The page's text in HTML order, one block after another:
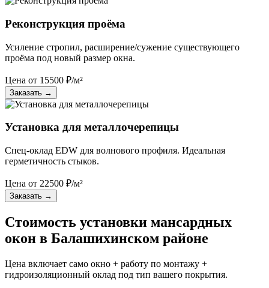
Реконструкция проёма
Усиление стропил, расширение/сужение существующего
проёма под новый размер окна.
Цена от 15500 ₽/м²
Заказать →
Установка для металлочерепицы
Спец-оклад EDW для волнового профиля. Идеальная
герметичность стыков.
Цена от 22500 ₽/м²
Заказать →
Стоимость установки мансардных
окон в Балашихинском районе
Цена включает само окно + работу по монтажу +
гидроизоляционный оклад под тип вашего покрытия.